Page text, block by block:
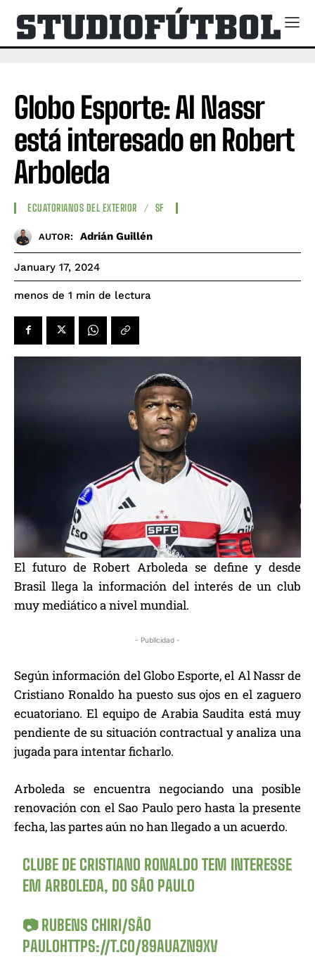
Globo Esporte: Al Nassr
está interesado en Robert
Arboleda
ECUATORIANOS DEL EXTERIOR SF
AUTOR: Adrián Guillén
January 17, 2024
menos de 1 min de lectura
El futuro de Robert Arboleda se define y desde
Brasil llega la información del interés de un club
muy mediático a nivel mundial.
- Publicidad -
Según información del Globo Esporte, el Al Nassr de
Cristiano Ronaldo ha puesto sus ojos en el zaguero
ecuatoriano. El equipo de Arabia Saudita está muy
pendiente de su situación contractual y analiza una
jugada para intentar ficharlo.
Arboleda se encuentra negociando una posible
renovación con el Sao Paulo pero hasta la presente
fecha, las partes aún no han llegado a un acuerdo.
CLUBE DE CRISTIANO RONALDO TEM INTERESSE
EM ARBOLEDA, DO SÃO PAULO
📷 RUBENS CHIRI/SÃO
PAULOHTTPS://T.CO/89AUAZN9XV